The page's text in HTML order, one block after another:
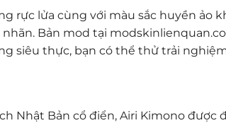
rực lửa cùng với màu sắc huyền ảo
Bản mod tại
siêu thực, bạn có thể thử trải
Nhật Bản cổ điển, Airi Kimono được